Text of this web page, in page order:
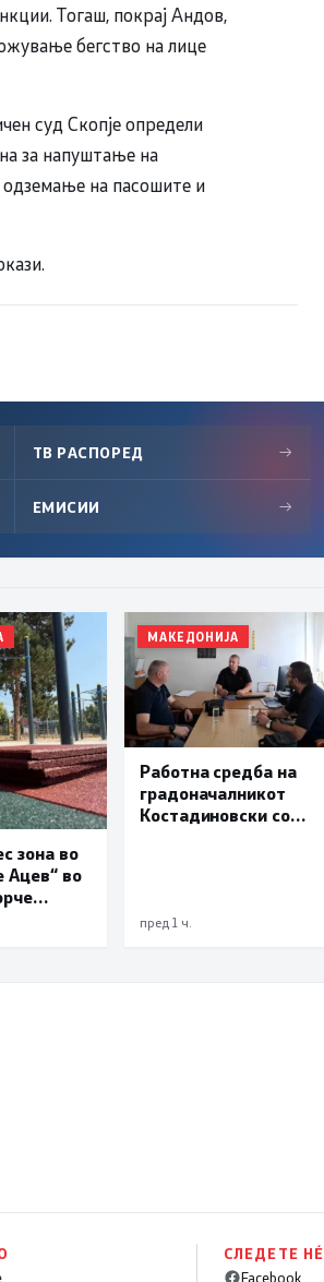
Тогаш, покрај Андов,
бегство на лице
суд Скопје определи
за напуштање на
на пасошите и
ТВ РАСПОРЕД →
ЕМИСИИ →
зона во
Ацев“ во
МАКЕДОНИЈА
Работна средба на
градоначалникот
Костадиновски со
пред 1 ч.
СЛЕДЕТЕ НÉ
Facebook